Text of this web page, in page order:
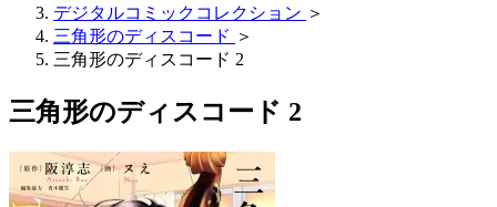
デジタルコミックコレクション ＞
三角形のディスコード ＞
三角形のディスコード 2
三角形のディスコード 2